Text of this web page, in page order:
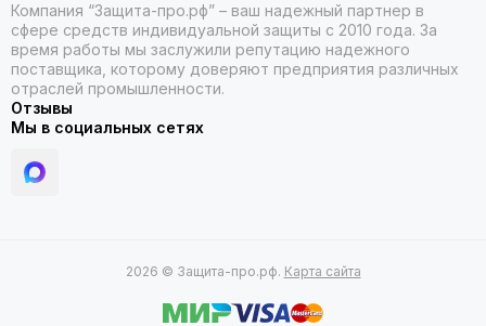
Компания “Защита-про.рф” – ваш надежный партнер в
сфере средств индивидуальной защиты с 2010 года. За
время работы мы заслужили репутацию надежного
поставщика, которому доверяют предприятия различных
отраслей промышленности.
Отзывы
Мы в социальных сетях
2026 © Защита-про.рф. Карта сайта